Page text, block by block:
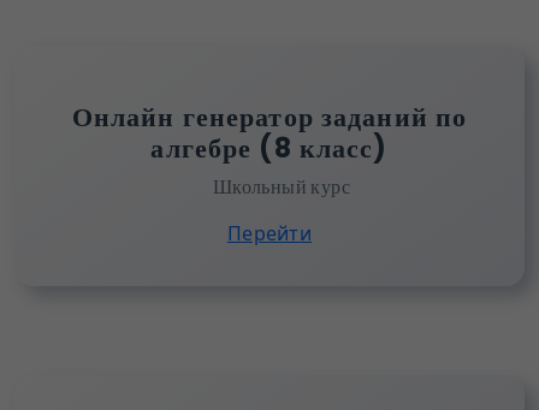
Онлайн генератор заданий по
алгебре (8 класс)
Школьный курс
Перейти